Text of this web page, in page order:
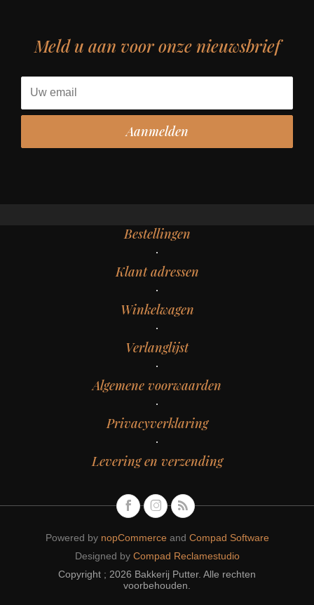
Meld u aan voor onze nieuwsbrief
Bestellingen
Klant adressen
Winkelwagen
Verlanglijst
Algemene voorwaarden
Privacyverklaring
Levering en verzending
Powered by nopCommerceand Compad Software
Designed by Compad Reclamestudio
Copyright ; 2026 Bakkerij Putter. Alle rechten
voorbehouden.